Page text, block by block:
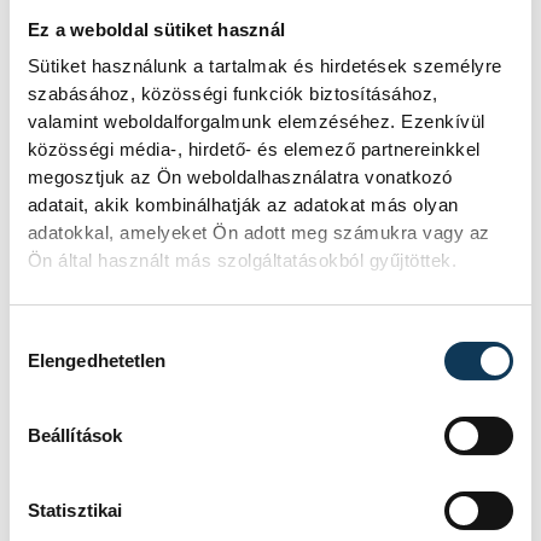
Ez a weboldal sütiket használ
Sütiket használunk a tartalmak és hirdetések személyre
szabásához, közösségi funkciók biztosításához,
valamint weboldalforgalmunk elemzéséhez. Ezenkívül
közösségi média-, hirdető- és elemező partnereinkkel
megosztjuk az Ön weboldalhasználatra vonatkozó
adatait, akik kombinálhatják az adatokat más olyan
adatokkal, amelyeket Ön adott meg számukra vagy az
Ön által használt más szolgáltatásokból gyűjtöttek.
Elengedhetetlen
Beállítások
Statisztikai
főiskola rektora mondta. Felidézte az
a stratégiai célokat, amelyek között 2020-